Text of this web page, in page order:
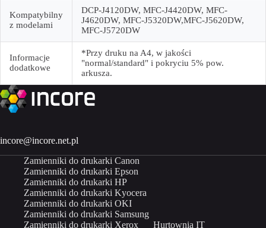
Kompatybilny
z modelami
DCP-J4120DW, MFC-J4420DW, MFC-
J4620DW, MFC-J5320DW,MFC-J5620DW,
MFC-J5720DW
Informacje
dodatkowe
*Przy druku na A4, w jakości
"normal/standard" i pokryciu 5% pow.
arkusza.
incore@incore.net.pl
Zamienniki do drukarki Canon
Zamienniki do drukarki Epson
Zamienniki do drukarki HP
Zamienniki do drukarki Kyocera
Zamienniki do drukarki OKI
Zamienniki do drukarki Samsung
Zamienniki do drukarki Xerox
Hurtownia IT